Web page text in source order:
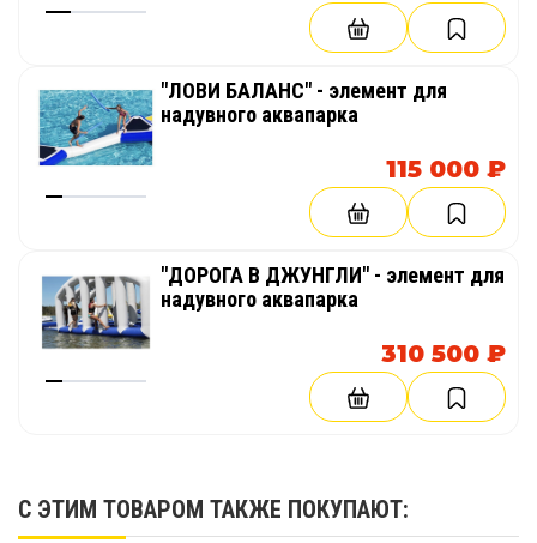
"ЛОВИ БАЛАНС" - элемент для
надувного аквапарка
115 000 ₽
"ДОРОГА В ДЖУНГЛИ" - элемент для
надувного аквапарка
310 500 ₽
С ЭТИМ ТОВАРОМ ТАКЖЕ ПОКУПАЮТ: